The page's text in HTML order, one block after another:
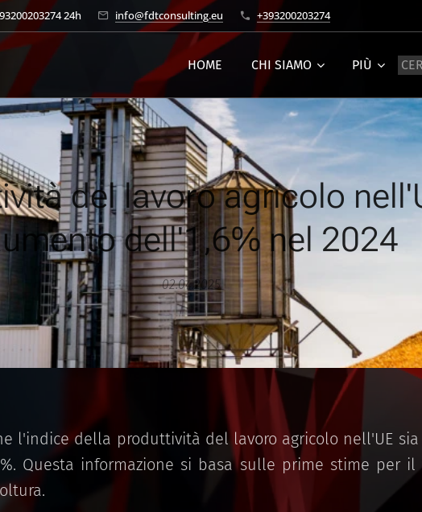
24h info@fdtconsulting.eu +393200203274
HOME CHI SIAMO PIÙ
del lavoro agricolo
dell'1,6% nel 2024
02.04.2025
l'indice della produttività del lavoro agricolo nell'UE
Questa informazione si basa sulle prime stime per il